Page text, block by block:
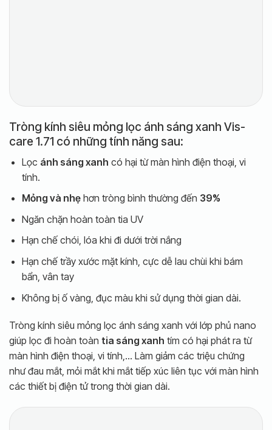
Tròng kính siêu mỏng lọc ánh sáng xanh Vis-
care 1.71 có những tính năng sau:
Lọc ánh sáng xanh có hại từ màn hình điện thoại, vi
tính.
Mỏng và nhẹhơn tròng bình thường đến 39%
Ngăn chặn hoàn toàn tia UV
Hạn chế chói, lóa khi đi dưới trời nắng
Hạn chế trầy xước mặt kính, cực dễ lau chùi khi bám
bẩn, vân tay
Không bị ố vàng, đục màu khi sử dụng thời gian dài.
Tròng kính siêu mỏng lọc ánh sáng xanh với lớp phủ nano
giúp lọc đi hoàn toàn tia sáng xanh tím có hại phát ra từ
màn hình điện thoại, vi tính,… Làm giảm các triệu chứng
như đau mắt, mỏi mắt khi mắt tiếp xúc liên tục với màn hình
các thiết bị điện tử trong thời gian dài.